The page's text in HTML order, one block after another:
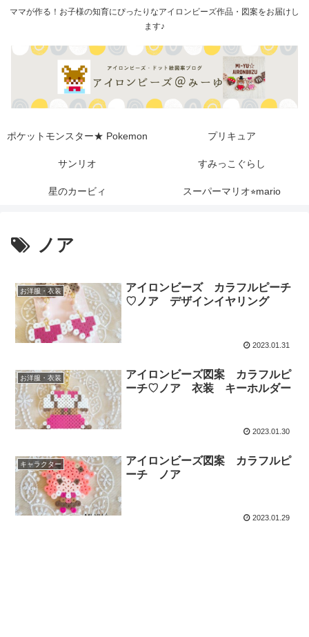
ママが作る！お子様の知育にぴったりなアイロンビーズ作品・図案をお届けし
ます♪
ポケットモンスター★ Pokemon プリキュア
サンリオ すみっこぐらし
星のカービィ スーパーマリオ⭐︎mario
ノア
お洋服・衣装
アイロンビーズ カラフルピーチ
♡ノア デザインイヤリング
2023.01.31
お洋服・衣装
アイロンビーズ図案 カラフルピ
ーチ♡ノア 衣装 キーホルダー
2023.01.30
キャラクター
アイロンビーズ図案 カラフルピ
ーチ ノア
2023.01.29